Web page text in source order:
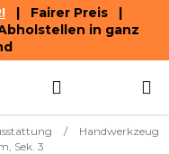
| Fairer Preis |
in ganz
/
Handwerkzeug
Sek. 3